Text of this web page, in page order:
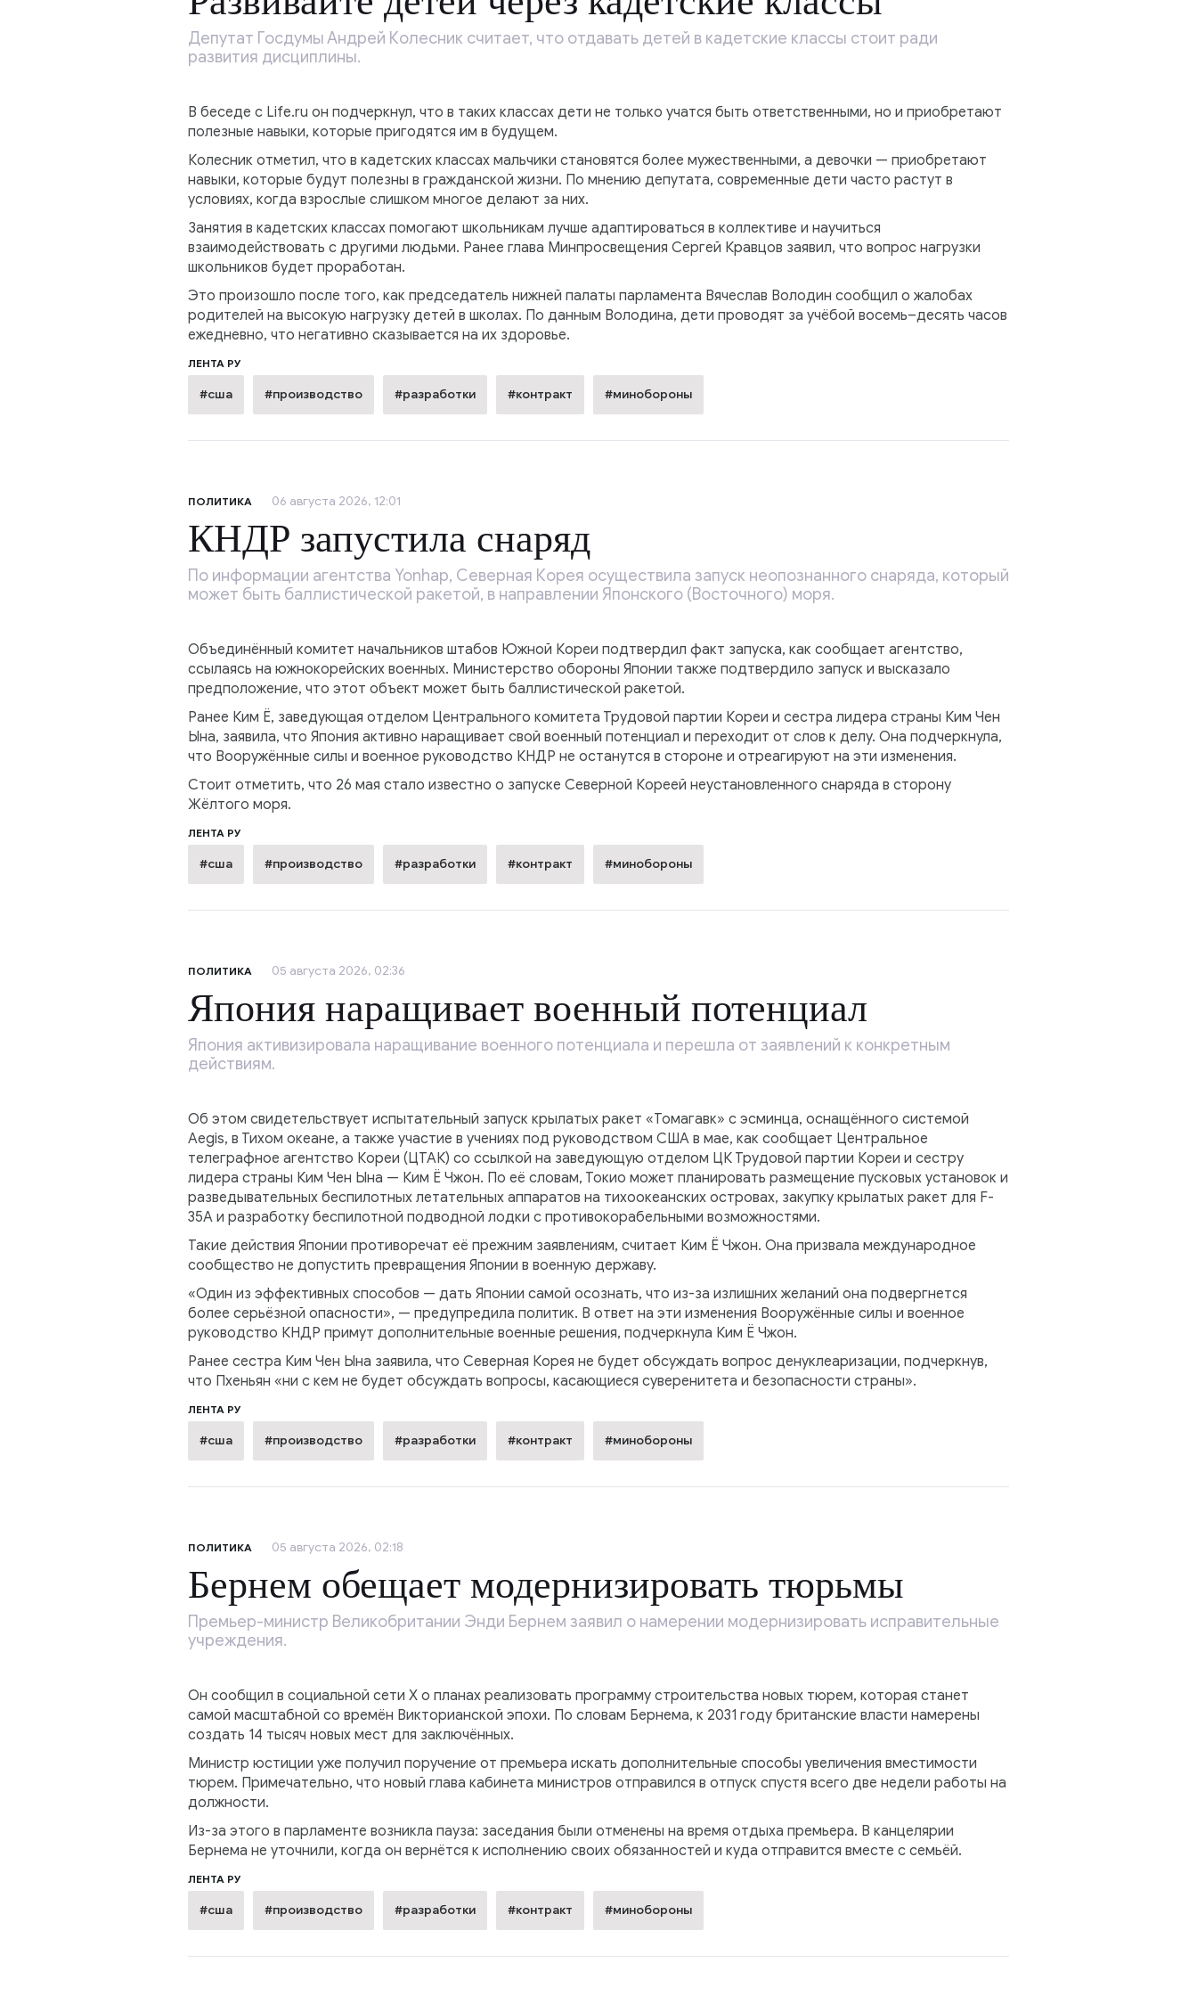
Депутат Госдумы Андрей Колесник считает, что отдавать детей в кадетские классы стоит ради
развития дисциплины.
В беседе с Life.ru он подчеркнул, что в таких классах дети не только учатся быть ответственными, но и приобретают
полезные навыки, которые пригодятся им в будущем.
Колесник отметил, что в кадетских классах мальчики становятся более мужественными, а девочки — приобретают
навыки, которые будут полезны в гражданской жизни. По мнению депутата, современные дети часто растут в
условиях, когда взрослые слишком многое делают за них.
Занятия в кадетских классах помогают школьникам лучше адаптироваться в коллективе и научиться
взаимодействовать с другими людьми. Ранее глава Минпросвещения Сергей Кравцов заявил, что вопрос нагрузки
школьников будет проработан.
Это произошло после того, как председатель нижней палаты парламента Вячеслав Володин сообщил о жалобах
родителей на высокую нагрузку детей в школах. По данным Володина, дети проводят за учёбой восемь–десять часов
ежедневно, что негативно сказывается на их здоровье.
ЛЕНТА РУ
#сша #производство #разработки #контракт #минобороны
ПОЛИТИКА 06 августа 2026, 12:01
КНДР запустила снаряд
По информации агентства Yonhap, Северная Корея осуществила запуск неопознанного снаряда, который
может быть баллистической ракетой, в направлении Японского (Восточного) моря.
Объединённый комитет начальников штабов Южной Кореи подтвердил факт запуска, как сообщает агентство,
ссылаясь на южнокорейских военных. Министерство обороны Японии также подтвердило запуск и высказало
предположение, что этот объект может быть баллистической ракетой.
Ранее Ким Ё, заведующая отделом Центрального комитета Трудовой партии Кореи и сестра лидера страны Ким Чен
Ына, заявила, что Япония активно наращивает свой военный потенциал и переходит от слов к делу. Она подчеркнула,
что Вооружённые силы и военное руководство КНДР не останутся в стороне и отреагируют на эти изменения.
Стоит отметить, что 26 мая стало известно о запуске Северной Кореей неустановленного снаряда в сторону
Жёлтого моря.
ЛЕНТА РУ
#сша #производство #разработки #контракт #минобороны
ПОЛИТИКА 05 августа 2026, 02:36
Япония наращивает военный потенциал
Япония активизировала наращивание военного потенциала и перешла от заявлений к конкретным
действиям.
Об этом свидетельствует испытательный запуск крылатых ракет «Томагавк» с эсминца, оснащённого системой
Aegis, в Тихом океане, а также участие в учениях под руководством США в мае, как сообщает Центральное
телеграфное агентство Кореи (ЦТАК) со ссылкой на заведующую отделом ЦК Трудовой партии Кореи и сестру
лидера страны Ким Чен Ына — Ким Ё Чжон. По её словам, Токио может планировать размещение пусковых установок и
разведывательных беспилотных летательных аппаратов на тихоокеанских островах, закупку крылатых ракет для F-
35A и разработку беспилотной подводной лодки с противокорабельными возможностями.
Такие действия Японии противоречат её прежним заявлениям, считает Ким Ё Чжон. Она призвала международное
сообщество не допустить превращения Японии в военную державу.
«Один из эффективных способов — дать Японии самой осознать, что из-за излишних желаний она подвергнется
более серьёзной опасности», — предупредила политик. В ответ на эти изменения Вооружённые силы и военное
руководство КНДР примут дополнительные военные решения, подчеркнула Ким Ё Чжон.
Ранее сестра Ким Чен Ына заявила, что Северная Корея не будет обсуждать вопрос денуклеаризации, подчеркнув,
что Пхеньян «ни с кем не будет обсуждать вопросы, касающиеся суверенитета и безопасности страны».
ЛЕНТА РУ
#сша #производство #разработки #контракт #минобороны
ПОЛИТИКА 05 августа 2026, 02:18
Бернем обещает модернизировать тюрьмы
Премьер-министр Великобритании Энди Бернем заявил о намерении модернизировать исправительные
учреждения.
Он сообщил в социальной сети Х о планах реализовать программу строительства новых тюрем, которая станет
самой масштабной со времён Викторианской эпохи. По словам Бернема, к 2031 году британские власти намерены
создать 14 тысяч новых мест для заключённых.
Министр юстиции уже получил поручение от премьера искать дополнительные способы увеличения вместимости
тюрем. Примечательно, что новый глава кабинета министров отправился в отпуск спустя всего две недели работы на
должности.
Из-за этого в парламенте возникла пауза: заседания были отменены на время отдыха премьера. В канцелярии
Бернема не уточнили, когда он вернётся к исполнению своих обязанностей и куда отправится вместе с семьёй.
ЛЕНТА РУ
#сша #производство #разработки #контракт #минобороны